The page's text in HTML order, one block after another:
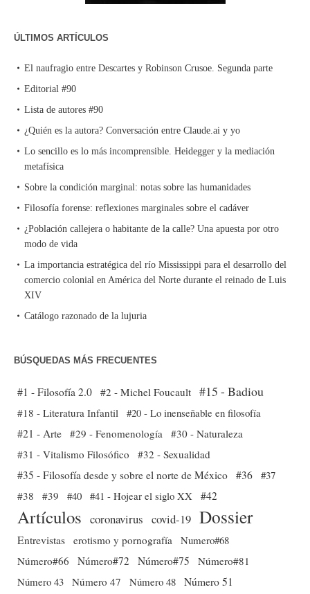
ÚLTIMOS ARTÍCULOS
El naufragio entre Descartes y Robinson Crusoe. Segunda parte
Editorial #90
Lista de autores #90
¿Quién es la autora? Conversación entre Claude.ai y yo
Lo sencillo es lo más incomprensible. Heidegger y la mediación
metafísica
Sobre la condición marginal: notas sobre las humanidades
Filosofía forense: reflexiones marginales sobre el cadáver
¿Población callejera o habitante de la calle? Una apuesta por otro
modo de vida
La importancia estratégica del río Mississippi para el desarrollo del
comercio colonial en América del Norte durante el reinado de Luis
XIV
Catálogo razonado de la lujuria
BÚSQUEDAS MÁS FRECUENTES
#1 - Filosofía 2.0 #2 - Michel Foucault #15 - Badiou
#18 - Literatura Infantil #20 - Lo inenseñable en filosofía
#21 - Arte #29 - Fenomenología
#30 - Naturaleza
#31 - Vitalismo Filosófico
#32 - Sexualidad
#35 - Filosofía desde y sobre el norte de México #36 #37
#38
#39 #40 #41 - Hojear el siglo XX #42
Artículos coronavirus covid-19 Dossier
Entrevistas erotismo y pornografía
Numero#68
Número#66
Número#72 Número#75
Número#81
Número 43 Número 47 Número 48 Número 51